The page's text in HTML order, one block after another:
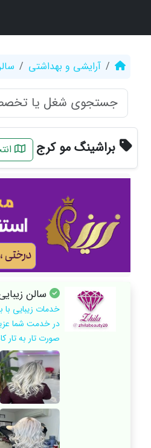
آرایشی و بهداشتی
براشینگ مو کرج
سالن
خدمات زیبایی با
در خدمت شما
صورت تار به